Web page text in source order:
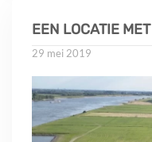
EEN LOCATIE
29 mei 2019